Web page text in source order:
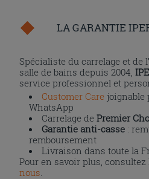
LA GARANTIE
Spécialiste du carrelage et de
salle de bains depuis 2004,
service professionnel et
Customer Care joignable
WhatsApp
Carrelage dePremier
Garantie anti-casse :
remboursement
Livraison dans toute la
Pour en savoir plus, consultez
nous